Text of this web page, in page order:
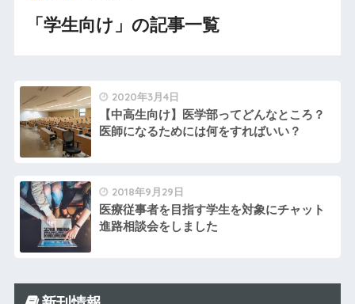
「学生向け」の記事一覧
2020年3月4日
【中高生向け】医学部ってどんなところ？
医師になるためには何をすればいい？
2018年9月29日
医療従事者を目指す学生を対象にチャット
進路相談会をしました